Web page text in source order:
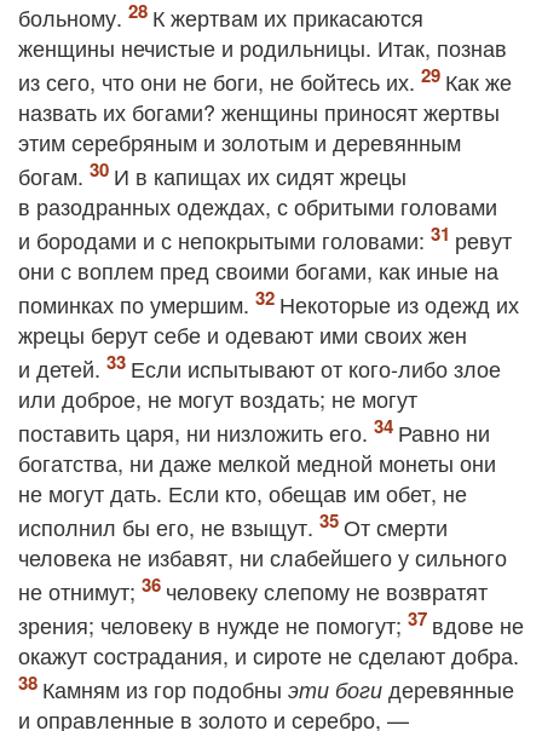
больному.
К жертвам их прикасаются
женщины нечистые и родильницы. Итак, познав
из сего, что они не боги, не бойтесь их.
Как же
назвать их богами? женщины приносят жертвы
этим серебряным и золотым и деревянным
богам.
И в капищах их сидят жрецы
в разодранных одеждах, с обритыми головами
и бородами и с непокрытыми головами:
ревут
они с воплем пред своими богами, как иные на
поминках по умершим.
Некоторые из одежд их
жрецы берут себе и одевают ими своих жен
и детей.
Если испытывают от кого‐либо злое
или доброе, не могут воздать; не могут
поставить царя, ни низложить его.
Равно ни
богатства, ни даже мелкой медной монеты они
не могут дать. Если кто, обещав им обет, не
исполнил бы его, не взыщут.
От смерти
человека не избавят, ни слабейшего у сильного
не отнимут;
человеку слепому не возвратят
зрения; человеку в нужде не помогут;
вдове не
окажут сострадания, и сироте не сделают добра.
Камням из гор подобны эти боги деревянные
и оправленные в золото и серебро, —